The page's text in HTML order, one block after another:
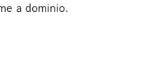
a dominio.